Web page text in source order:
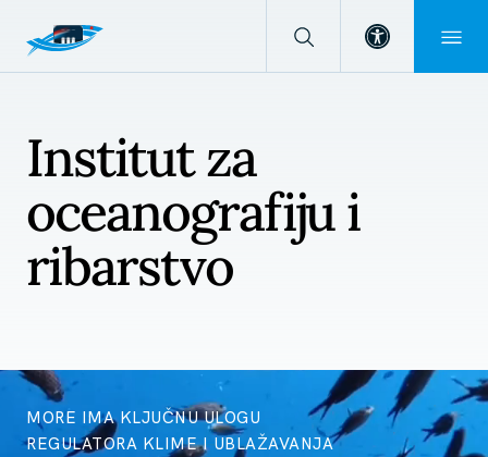
Open
Institut za
oceanografiju i
ribarstvo
MORE IMA KLJUČNU ULOGU
REGULATORA KLIME I UBLAŽAVANJA